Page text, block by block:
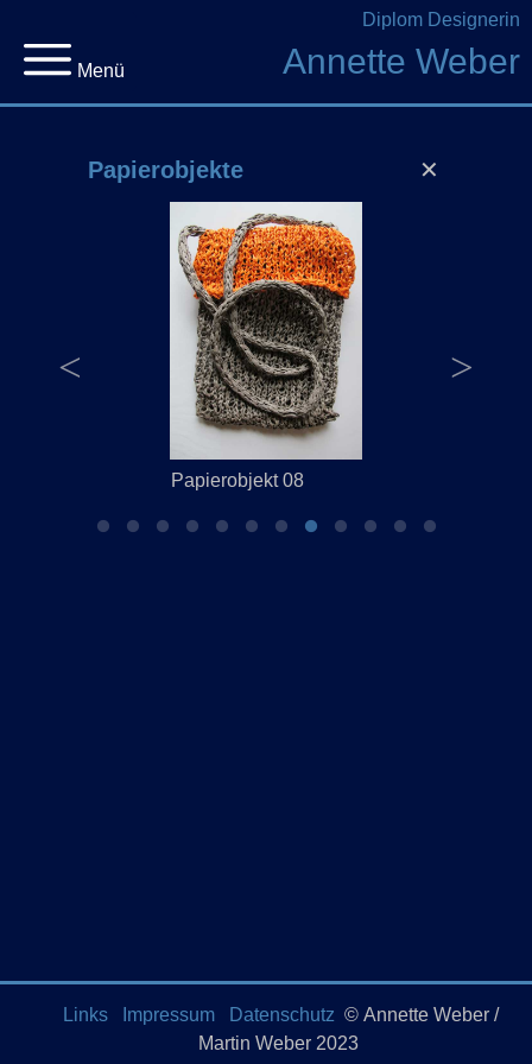
Diplom Designerin
Annette Weber
Menü
Papierobjekte ✕
Papierobjekt 08
Links Impressum Datenschutz © Annette Weber /
Martin Weber 2023